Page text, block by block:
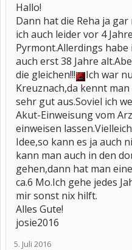
Hallo!
Dann hat die Reha ja
ich auch leider vor 4
Pyrmont.Allerdings
auch erst 38 Jahre
die gleichen!!!
Ich war
Kreuznach,da kennt
sehr gut aus.Soviel ich
Akut-Einweisung vom
einweisen
Idee,so kann es ja auch
kann man auch in den
gehen,dann hat man
ca.6 Mo.Ich gehe jedes
mir sonst nix hilft.
Alles Gute!
josie2016
5. Juli 2016